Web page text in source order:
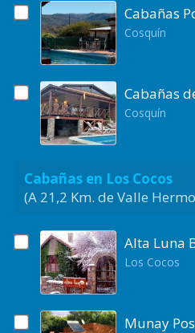
Cabañas
Cosquín
Cabañas
Cosquín
Cabañas en Los Cocos
(A 21,2 Km. de Valle
Alta Luna
Los Cocos
Munay